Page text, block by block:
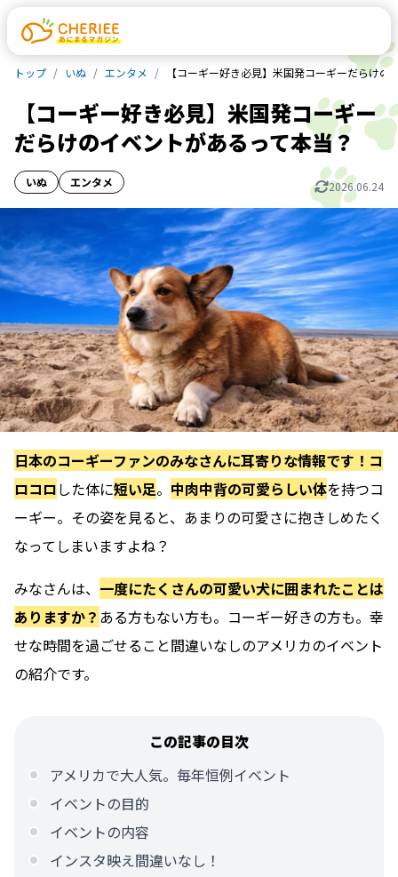
トップ いぬ エンタメ 【コーギー好き必見】米国発コーギーだらけの
【コーギー好き必見】米国発コーギー
だらけのイベントがあるって本当？
いぬ エンタメ 2026.06.24
日本のコーギーファンのみなさんに耳寄りな情報です！ コ
ロコロした体に短い足。 中肉中背の可愛らしい体を持つコ
ーギー。その姿を見ると、あまりの可愛さに抱きしめたく
なってしまいますよね？
みなさんは、 一度にたくさんの可愛い犬に囲まれたことは
ありますか？ ある方もない方も。コーギー好きの方も。 幸
せな時間を過ごせること間違いなしのアメリカのイベント
の紹介です。
この記事の目次
アメリカで大人気。毎年恒例イベント
イベントの目的
イベントの内容
インスタ映え間違いなし！